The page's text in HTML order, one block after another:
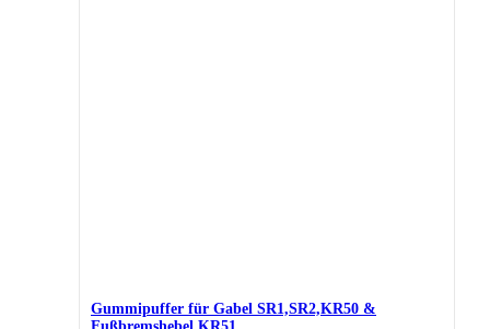
Gummipuffer für Gabel SR1,SR2,KR50 &